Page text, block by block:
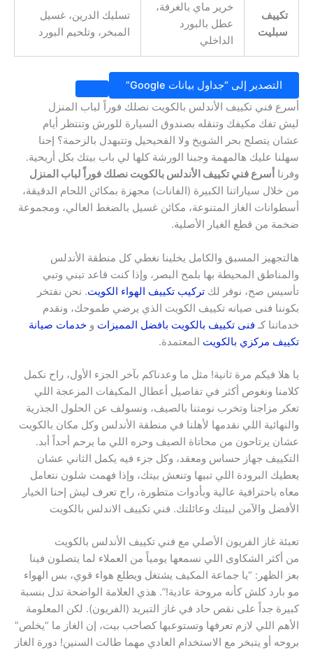
تكييف
سبليت
خرير ماي بالغرفة،
عطل بالبورد
الداخلي
تسليك الدرين، غسيل
المبخر، وتلحيم البورد
التصدير إلى “جداول بيانات Google”
أسرع فني تكييف الأندلس بالكويت نصلك فوراً لباب المنزل
ليش تفك مكيفك وتنقله بصندوق السيارة للورش وتنتظر أيام
عشان يتصلح بحر الشويخ ولا الفحيحيل وتتبهدل بالزحمة؟ إحنا
سهلنا عليك هالمهمة وجبنا الورشة كلها لي باب بيتك بكل أريحية.
وفرنا أسرع فني تكييف الأندلس بالكويت نصلك فوراً لباب المنزل
من خلال سياراتنا الكبيرة (الفانات) مجهزة بمكائن اللحام الدقيقة،
أسطوانات الغاز المتنوعة، مكائن غسيل بالضغط العالي، ومجموعة
ضخمة من قطع الغيار الأصلية.
هالتجهيز المسبق والكامل يخلينا نغطي كل منطقة الأندلس
والمناطق المحيطة بها بلمح البصر، وإذا كنت قاعد تبني وتبي
تأسيس صح، نوفر لك تركيب تكييف الهواء الكويت. نحن نفتخر
بكوننا فنى صيانه تكييف الكويت الذي يرضي طموحك، ونقدم
خدماتنا كـ فنى تكييف بالكويت بافضل المميزات و خدمات صيانة
تكييف مركزي بالكويت المعتمدة.
يا هلا فيكم مرة ثانية! مثل ما وعدناكم بآخر الجزء الأول، راح نكمل
كلامنا ونغوص أكثر في تفاصيل أعطال المكيفات المزعجة اللي
تعكر مزاجنا وتخرب نومتنا بالصيف، ونسولف عن الحلول الجذرية
والنهائية اللي نقدمها لأهلنا في منطقة الأندلس وكل مكان بالكويت
عشان يرتاحون من محاتاة الصيف وحره اللي ما يرحم أحداً أبد.
التكييف جهاز حساس ومعقد، وكل جزء فيه يكمل الثاني عشان
يعطيك البرودة اللي تبيها وتنعش بيتك، وإذا فهمت شلون نتعامل
معاه باحترافية عالية وبأدوات متطورة، راح تعرف ليش إحنا الخيار
الأفضل والآمن لبيتك وعائلتك. فني تكييف الاندلس بالكويت
تعبئة غاز الفريون الأصلي مع فني تكييف الأندلس بالكويت
من أكثر الشكاوى اللي نسمعها يومياً من العملاء لما يتصلون فينا
بعز الظهر: “يا جماعة المكيف يشتغل ويطلع هواء قوي، بس الهواء
مو بارد كلش كأنه مروحة عادية!”. هذي العلامة الواضحة تدل بنسبة
كبيرة جداً على نقص حاد في غاز التبريد (الفريون). لكن المعلومة
الأهم اللي لازم تعرفها وتستوعبها كصاحب بيت، إن الغاز ما “يخلص”
بروحه أو يتبخر مع الاستخدام العادي مهما طالت السنين! دورة الغاز